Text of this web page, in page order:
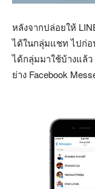
หลังจากปล่อยให้
ได้ในกลุ่มแชท ไปก่อ
ได้กลุ่มมาใช้บ้างแล้
ย่าง Facebook